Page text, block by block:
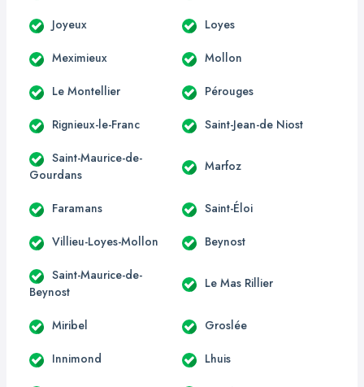
Joyeux Loyes
Meximieux Mollon
Le Montellier Pérouges
Rignieux-le-Franc Saint-Jean-de Niost
Saint-Maurice-de-
Gourdans
Marfoz
Faramans Saint-Éloi
Villieu-Loyes-Mollon Beynost
Saint-Maurice-de-
Beynost
Le Mas Rillier
Miribel Groslée
Innimond Lhuis